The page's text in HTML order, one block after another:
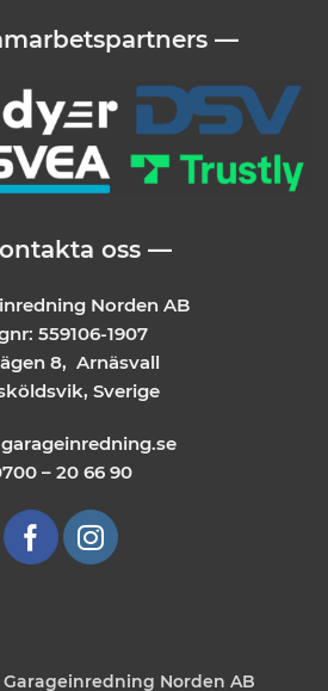
—
oss —
Norden AB
559106-1907
8, Arnäsvall
Sverige
– 20 66 90
Norden AB